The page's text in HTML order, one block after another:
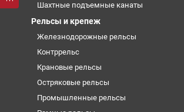
Шахтные подъемные канаты
Рельсы и крепеж
Железнодорожные рельсы
Контррельс
Крановые рельсы
Остряковые рельсы
Промышленные рельсы